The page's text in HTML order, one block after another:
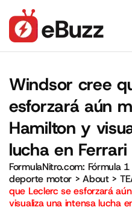
Windsor cree
esforzará aún
Hamilton y
lucha en
FormulaNitro.com: Fórmula
deporte motor >About>
que Leclerc se esforzará
visualiza una intensa lucha